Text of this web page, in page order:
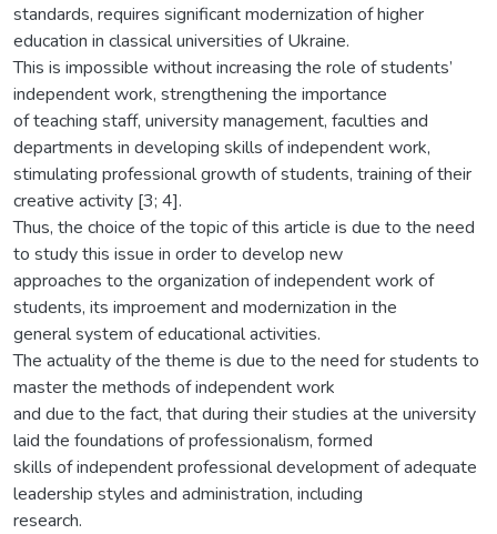
standards, requires significant modernization of higher
education in classical universities of Ukraine.
This is impossible without increasing the role of students’
independent work, strengthening the importance
of teaching staff, university management, faculties and
departments in developing skills of independent work,
stimulating professional growth of students, training of their
creative activity [3; 4].
Thus, the choice of the topic of this article is due to the need
to study this issue in order to develop new
approaches to the organization of independent work of
students, its improement and modernization in the
general system of educational activities.
The actuality of the theme is due to the need for students to
master the methods of independent work
and due to the fact, that during their studies at the university
laid the foundations of professionalism, formed
skills of independent professional development of adequate
leadership styles and administration, including
research.